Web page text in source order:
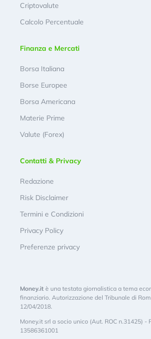
Criptovalute
Calcolo Percentuale
Finanza e Mercati
Borsa Italiana
Borse Europee
Borsa Americana
Materie Prime
Valute (Forex)
Contatti & Privacy
Redazione
Risk Disclaimer
Termini e Condizioni
Privacy Policy
Preferenze privacy
Money.it è una testata giornalistica a tema
finanziario. Autorizzazione del Tribunale di
12/04/2018.
Money.it srl a socio unico (Aut. ROC n.31425) -
13586361001